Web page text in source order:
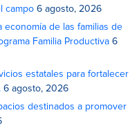
campo 6 agosto, 2026
economía de las familias de
Familia Productiva 6
estatales para fortalecer
6 agosto, 2026
destinados a promover